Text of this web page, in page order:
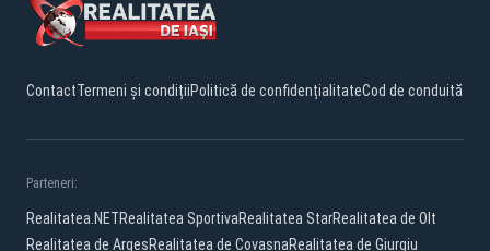
ContactTermeni și condițiiPolitică de confidențialitateCod de conduită
Parteneri:
Realitatea.NETRealitatea SportivaRealitatea StarRealitatea de Olt
Realitatea de ArgesRealitatea de CovasnaRealitatea de Giurgiu